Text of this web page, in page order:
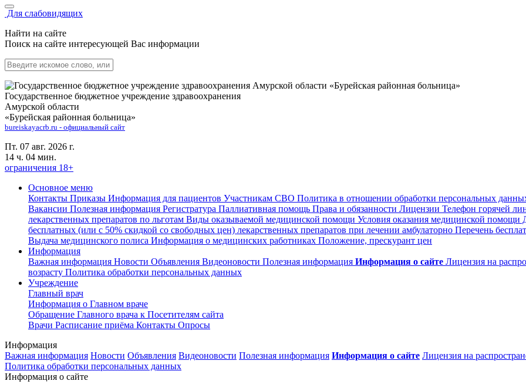
Для слабовидящих
Найти на сайте
Поиск на сайте интересующей Вас информации
Государственное бюджетное учреждение здравоохранения
Амурской области
«Бурейская районная больница»
bureiskayacrb.ru - официальный сайт
Пт. 07 авг. 2026 г.
14 ч. 04 мин.
ограничения 18+
Основное меню
Контакты Приказы Информация для пациентов Участникам СВО Политика в отношении обработки персональных
Вакансии Полезная информация Регистратура Паллиативная помощь Права и обязанности Лицензии Телефон горячей
лекарственных препаратов по льготам Виды оказываемой медицинской помощи Условия оказания медицинской помощи
бесплатных (или с 50% скидкой со свободных цен) лекарственных препаратов при лечении амбулаторно Перечень
Выдача медицинского полиса Информация о медицинских работниках Положение, прескурант цен
Информация
Важная информация Новости Объявления Видеоновости Полезная информация Информация о сайте Лицензия на
возрасту Политика обработки персональных данных
Учреждение
Главный врач
Информация о Главном враче
Обращение Главного врача к Посетителям сайта
Врачи Расписание приёма Контакты Опросы
Информация
Важная информация Новости Объявления Видеоновости Полезная информация Информация о сайте Лицензия на
Политика обработки персональных данных
Информация о сайте